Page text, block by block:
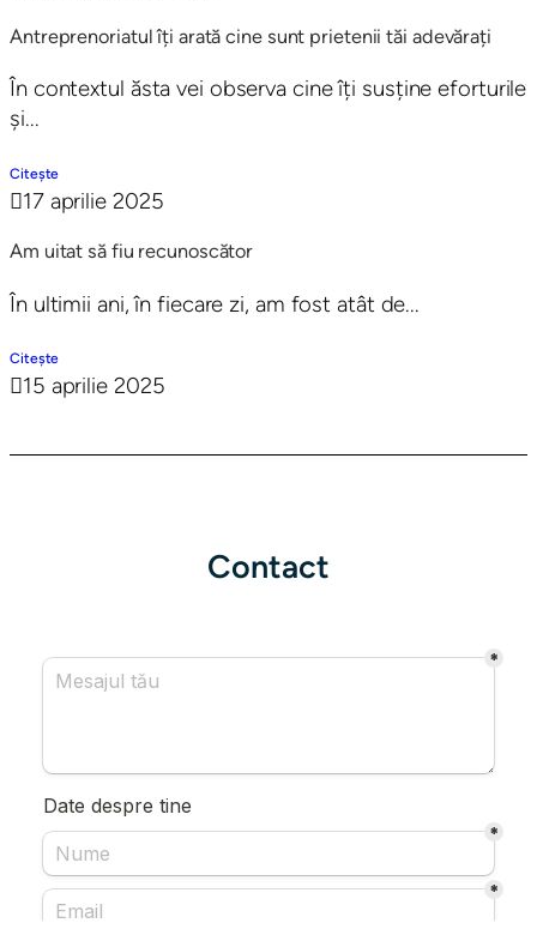
Antreprenoriatul îți arată cine sunt prietenii tăi adevărați
În contextul ăsta vei observa cine îți susține eforturile
și...
Citește
17 aprilie 2025
Am uitat să fiu recunoscător
În ultimii ani, în fiecare zi, am fost atât de...
Citește
15 aprilie 2025
Contact